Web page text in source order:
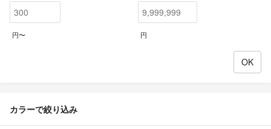
円〜 円
カラーで絞り込み